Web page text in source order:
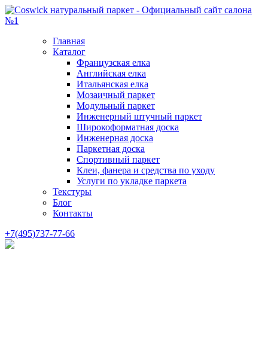
Главная
Каталог
Французская елка
Английская елка
Итальянская елка
Мозаичный паркет
Модульный паркет
Инженерный штучный паркет
Широкоформатная доска
Инженерная доска
Паркетная доска
Спортивный паркет
Клеи, фанера и средства по уходу
Услуги по укладке паркета
Текстуры
Блог
Контакты
+7(495)737-77-66